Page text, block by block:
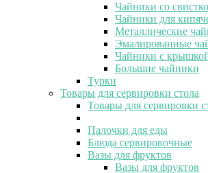
Чайники со
Чайники для
Металлические
Эмалированные
Чайники с
Большие чайники
Турки
Товары для сервировки стола
Товары для сервировки
Палочки для еды
Блюда сервировочные
Вазы для фруктов
Вазы для фруктов